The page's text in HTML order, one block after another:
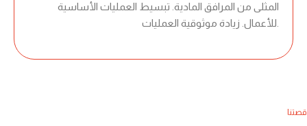
المثلى من المرافق المادية. تبسيط العمليات الأساسية
قصتنا